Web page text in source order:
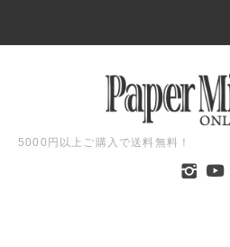
5000円以上ご購入で送料無料！